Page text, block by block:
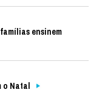
ensinem
o Natal